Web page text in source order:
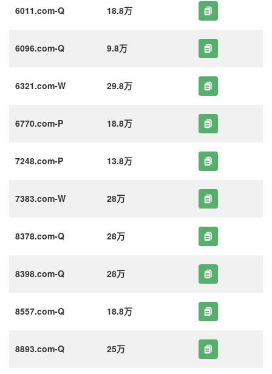
6011.com-Q 18.8万
6096.com-Q 9.8万
6321.com-W 29.8万
6770.com-P 18.8万
7248.com-P 13.8万
7383.com-W 28万
8378.com-Q 28万
8398.com-Q 28万
8557.com-Q 18.8万
8893.com-Q 25万